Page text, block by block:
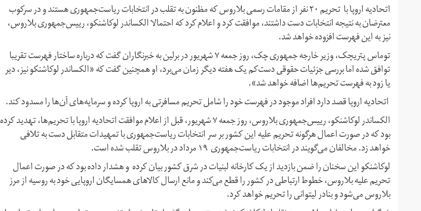
اتحادیه اروپا با تحریم ۲۰ نفر از مقامات رسمی بلاروس که مظنون به تقلب در انتخابات ریاست‌جمهوری هستند و در سرکوب
معترضان به نتیجه انتخابات دست داشتند، موافقت کرد و اعلام کرد که احتمالا الکساندر لوکاشنکو، رییس‌جمهوری بلاروس،
نیز به این فهرست افزوده خواهد شد.
توماس پتریچک، وزیر خارجه جمهوری چک، روز جمعه ۷ شهریور در برلین به خبرنگاران گفت که درباره ساختار فهرست تقریبا
توافق شده اما بررسی جزئیات حقوقی دست‌کم یک هفته دیگر زمان می‌برد، او همچنین گفت که «الکساندر لوکاشنکو نیز، دیر
یا زود به فهرست تحریم‌ها اضافه خواهد شد».
اتحادیه اروپا قصد دارد افراد موجود در فهرست خود را شامل تحریم مسافرتی به اروپا کرده و سرمایه‌های آن‌ها را مسدود کند.
الکساندر لوکاشنکو، رییس‌جمهوری بلاروس، روز جمعه ۷ شهریور، قبل از اعلام موافقت اتحادیه اروپا با تحریم‌ها، تهدید کرده
بود که در صورت اعمال هرگونه تحریم علیه این کشور بر سر انتخابات ریاست‌جمهوری با تمهیدات متقابل دست به تلافی
خواهد زد. مخالفان می‌گویند در انتخابات ریاست‌جمهوری ۱۹ مرداد در بلاروس تقلب شده است.
لوکاشنکو این سخنان را ضمن بازدید از یک کارخانه لبنیات در شرق کشور بیان کرده و هشدار داده بود که در صورت اعمال
تحریم علیه بلاروس، خطوط ارتباطی در کشور را قطع می‌کند و مانع ارسال کالاهای همسایگان اروپایی خود به روسیه از مرز
بلاروس می‌شود و بنادر لیتوانی را تحریم خواهد کرد.